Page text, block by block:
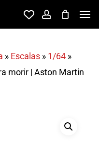
account
» Escalas» 1/64»
morir | Aston Martin